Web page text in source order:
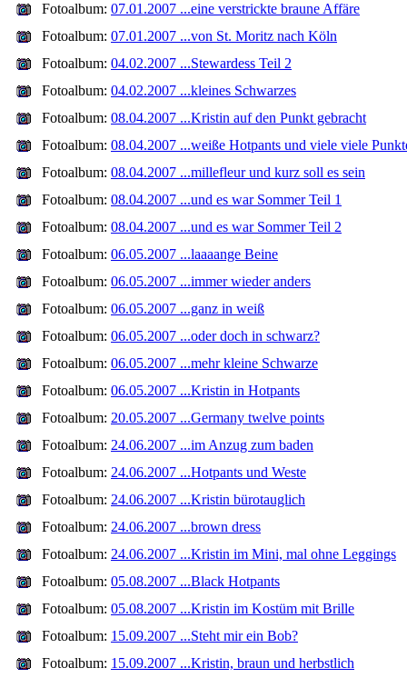
Fotoalbum: 07.01.2007 ...eine verstrickte braune Affäre
Fotoalbum: 07.01.2007 ...von St. Moritz nach Köln
Fotoalbum: 04.02.2007 ...Stewardess Teil 2
Fotoalbum: 04.02.2007 ...kleines Schwarzes
Fotoalbum: 08.04.2007 ...Kristin auf den Punkt gebracht
Fotoalbum: 08.04.2007 ...weiße Hotpants und viele viele
Fotoalbum: 08.04.2007 ...millefleur und kurz soll es sein
Fotoalbum: 08.04.2007 ...und es war Sommer Teil 1
Fotoalbum: 08.04.2007 ...und es war Sommer Teil 2
Fotoalbum: 06.05.2007 ...laaaange Beine
Fotoalbum: 06.05.2007 ...immer wieder anders
Fotoalbum: 06.05.2007 ...ganz in weiß
Fotoalbum: 06.05.2007 ...oder doch in schwarz?
Fotoalbum: 06.05.2007 ...mehr kleine Schwarze
Fotoalbum: 06.05.2007 ...Kristin in Hotpants
Fotoalbum: 20.05.2007 ...Germany twelve points
Fotoalbum: 24.06.2007 ...im Anzug zum baden
Fotoalbum: 24.06.2007 ...Hotpants und Weste
Fotoalbum: 24.06.2007 ...Kristin bürotauglich
Fotoalbum: 24.06.2007 ...brown dress
Fotoalbum: 24.06.2007 ...Kristin im Mini, mal ohne Leggings
Fotoalbum: 05.08.2007 ...Black Hotpants
Fotoalbum: 05.08.2007 ...Kristin im Kostüm mit Brille
Fotoalbum: 15.09.2007 ...Steht mir ein Bob?
Fotoalbum: 15.09.2007 ...Kristin, braun und herbstlich